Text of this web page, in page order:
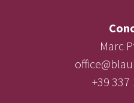
Marc
+39 337